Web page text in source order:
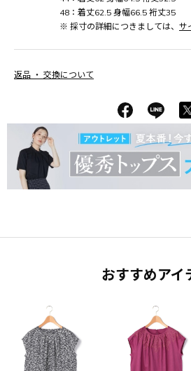
48：着丈62.5 身幅66.5 裄丈35
※ 採寸の詳細につきましては、 サ
返品 ・ 交換について
おすすめアイ